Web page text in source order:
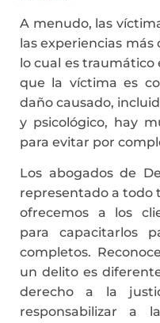
A menudo, las
las experiencias más
lo cual es traumático
que la víctima es
daño causado,
y psicológico, hay
para evitar por
Los abogados de
representado a todo
ofrecemos a los
para capacitarlos
completos.
un delito es
derecho a la
responsabilizar a